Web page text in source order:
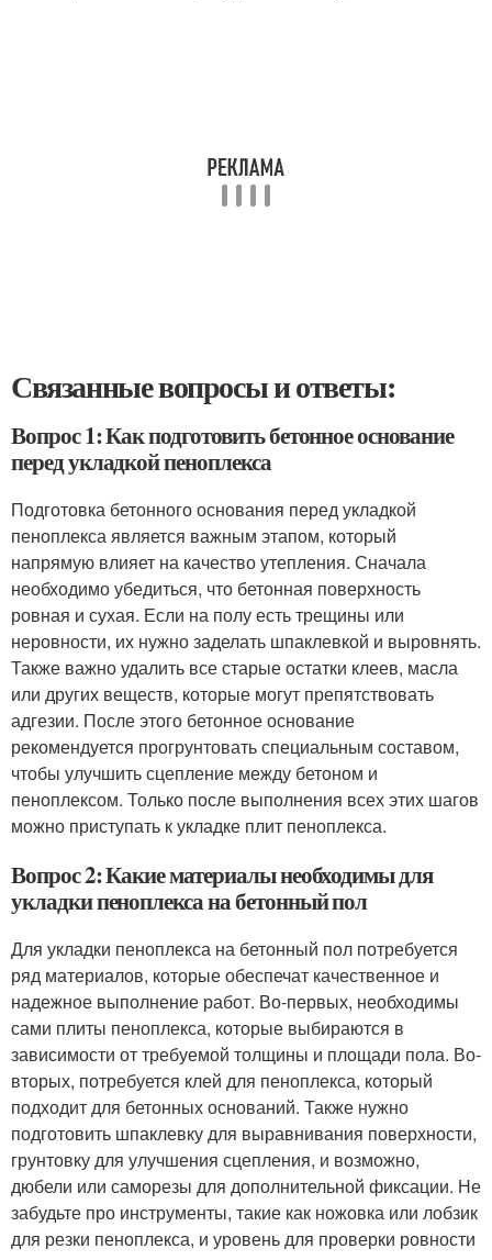
Связанные вопросы и ответы:
Вопрос 1: Как подготовить бетонное основание
перед укладкой пеноплекса
Подготовка бетонного основания перед укладкой
пеноплекса является важным этапом, который
напрямую влияет на качество утепления. Сначала
необходимо убедиться, что бетонная поверхность
ровная и сухая. Если на полу есть трещины или
неровности, их нужно заделать шпаклевкой и выровнять.
Также важно удалить все старые остатки клеев, масла
или других веществ, которые могут препятствовать
адгезии. После этого бетонное основание
рекомендуется прогрунтовать специальным составом,
чтобы улучшить сцепление между бетоном и
пеноплексом. Только после выполнения всех этих шагов
можно приступать к укладке плит пеноплекса.
Вопрос 2: Какие материалы необходимы для
укладки пеноплекса на бетонный пол
Для укладки пеноплекса на бетонный пол потребуется
ряд материалов, которые обеспечат качественное и
надежное выполнение работ. Во-первых, необходимы
сами плиты пеноплекса, которые выбираются в
зависимости от требуемой толщины и площади пола. Во-
вторых, потребуется клей для пеноплекса, который
подходит для бетонных оснований. Также нужно
подготовить шпаклевку для выравнивания поверхности,
грунтовку для улучшения сцепления, и возможно,
дюбели или саморезы для дополнительной фиксации. Не
забудьте про инструменты, такие как ножовка или лобзик
для резки пеноплекса, и уровень для проверки ровности